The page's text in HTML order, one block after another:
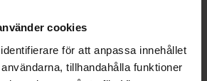
cookies
för att anpassa innehållet
tillhandahålla funktioner
svåravlägsnad makeup (ej